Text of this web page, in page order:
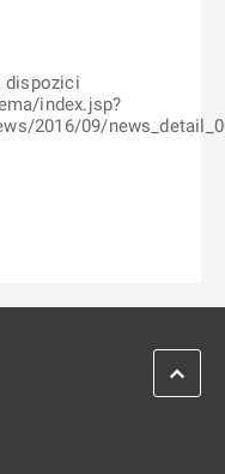
dispozici
index.jsp?
2016/09/
kartě
na nové kartě
ZPĚT